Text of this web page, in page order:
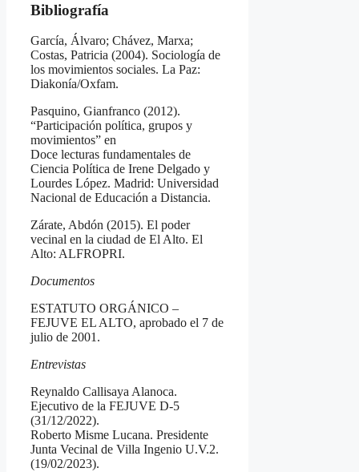
Bibliografía
García, Álvaro; Chávez, Marxa;
Costas, Patricia (2004). Sociología de
los movimientos sociales. La Paz:
Diakonía/Oxfam.
Pasquino, Gianfranco (2012).
“Participación política, grupos y
movimientos” en
Doce lecturas fundamentales de
Ciencia Política de Irene Delgado y
Lourdes López. Madrid: Universidad
Nacional de Educación a Distancia.
Zárate, Abdón (2015). El poder
vecinal en la ciudad de El Alto. El
Alto: ALFROPRI.
Documentos
ESTATUTO ORGÁNICO –
FEJUVE EL ALTO, aprobado el 7 de
julio de 2001.
Entrevistas
Reynaldo Callisaya Alanoca.
Ejecutivo de la FEJUVE D-5
(31/12/2022).
Roberto Misme Lucana. Presidente
Junta Vecinal de Villa Ingenio U.V.2.
(19/02/2023).